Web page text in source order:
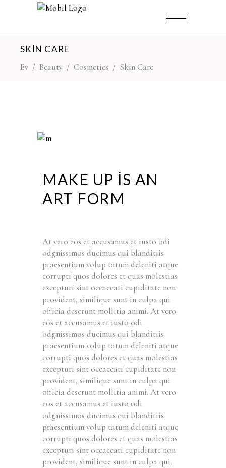
SKIN CARE
Ev / Beauty / Cosmetics / Skin Care
MAKE UP IS AN
ART FORM
At vero eos et accusamus et iusto odi
odgnissimos ducimus qui blanditiis
praesentium volup tatum deleniti atque
corrupti quos dolores et quas molestias
excepturi sint occaecati cupiditate non
provident, similique sunt in culpa qui
officia deserunt mollitia animi. At vero
eos et accusamus et iusto odi
odgnissimos ducimus qui blanditiis
praesentium volup tatum deleniti atque
corrupti quos dolores et quas molestias
excepturi sint occaecati cupiditate non
provident, similique sunt in culpa qui
officia deserunt mollitia animi. At vero
eos et accusamus et iusto odi
odgnissimos ducimus qui blanditiis
praesentium volup tatum deleniti atque
corrupti quos dolores et quas molestias
excepturi sint occaecati cupiditate non
provident, similique sunt in culpa qui.